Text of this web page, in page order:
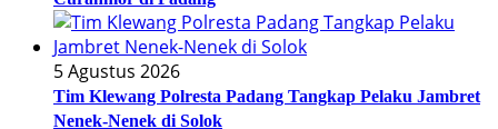
5 Agustus 2026
Tim Klewang Polresta Padang Tangkap Pelaku Jambret
Nenek-Nenek di Solok